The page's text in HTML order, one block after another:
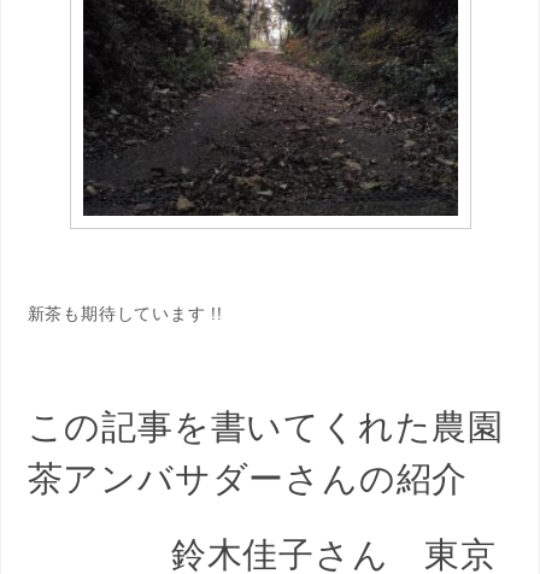
新茶も期待しています !!
この記事を書いてくれた農園
茶アンバサダーさんの紹介
鈴木佳子さん 東京